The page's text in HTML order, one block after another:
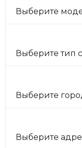
Выберите
Выберите тип
Выберите
Выберите